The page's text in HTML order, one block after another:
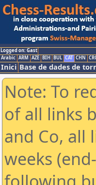
Logged on: Gast
Arabic ARM AZE BIH BUL CAT CHN
Inici Base de dades de
Note: To
of all links
and Co, all
weeks